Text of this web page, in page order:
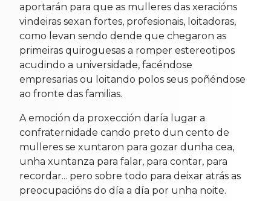
aportarán para que as mulleres das xeracións
vindeiras sexan fortes, profesionais, loitadoras,
como levan sendo dende que chegaron as
primeiras quiroguesas a romper estereotipos
acudindo a universidade, facéndose
empresarias ou loitando polos seus poñéndose
ao fronte das familias.
A emoción da proxección daría lugar a
confraternidade cando preto dun cento de
mulleres se xuntaron para gozar dunha cea,
unha xuntanza para falar, para contar, para
recordar... pero sobre todo para deixar atrás as
preocupacións do día a día por unha noite.